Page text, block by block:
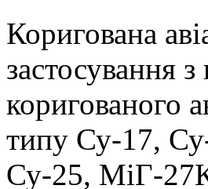
Коригована
застосування
коригованого
типу Су-17,
Су-25, МіГ-